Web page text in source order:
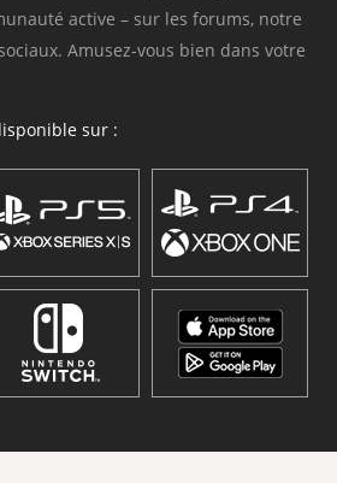
active – sur les forums, notre
Amusez-vous bien dans votre
sur :